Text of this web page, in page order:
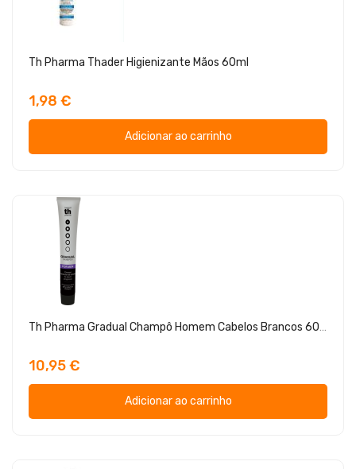
Th Pharma Thader Higienizante Mãos 60ml
1,98 €
Adicionar ao carrinho
Th Pharma Gradual Champô Homem Cabelos Brancos 60ml
10,95 €
Adicionar ao carrinho